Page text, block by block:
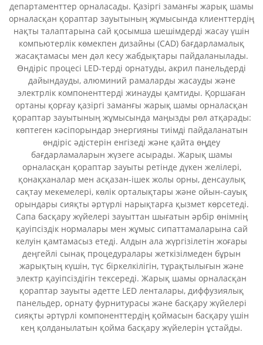
департаменттер орналасады. Қазіргі заманғы жарық шамы
орналасқан қораптар зауытының жұмысында клиенттердің
нақты талаптарына сай қосымша шешімдерді жасау үшін
компьютерлік көмекпен дизайны (CAD) бағдарламалық
жасақтамасы мен дәл кесу жабдықтары пайдаланылады.
Өндіріс процесі LED-терді орнатуды, акрил панельдерді
дайындауды, алюминий рамаларды жасауды және
электрлік компоненттерді жинауды қамтиды. Қоршаған
ортаны қорғау қазіргі заманғы жарық шамы орналасқан
қораптар зауытының жұмысында маңызды рөл атқарады:
көптеген кәсіпорындар энергияны тиімді пайдаланатын
өндіріс әдістерін енгізеді және қайта өңдеу
бағдарламаларын жүзеге асырады. Жарық шамы
орналасқан қораптар зауыты ретінде дүкен желілері,
қонақханалар мен асқазан-ішек жолы орны, денсаулық
сақтау мекемелері, көлік орталықтары және ойын-сауық
орындары сияқты әртүрлі нарықтарға қызмет көрсетеді.
Сапа басқару жүйелері зауыттан шығатын әрбір өнімнің
қауіпсіздік нормалары мен жұмыс сипаттамаларына сай
келуін қамтамасыз етеді. Алдын ала жүргізілетін жоғары
деңгейлі сынақ процедуралары жеткізілмеден бұрын
жарықтың күшін, түс біркелкілігін, тұрақтылығын және
электр қауіпсіздігін тексереді. Жарық шамы орналасқан
қораптар зауыты әдетте LED ленталары, диффузиялық
панельдер, орнату фурнитурасы және басқару жүйелері
сияқты әртүрлі компоненттердің қоймасын басқару үшін
кең қолданылатын қойма басқару жүйелерін ұстайды.